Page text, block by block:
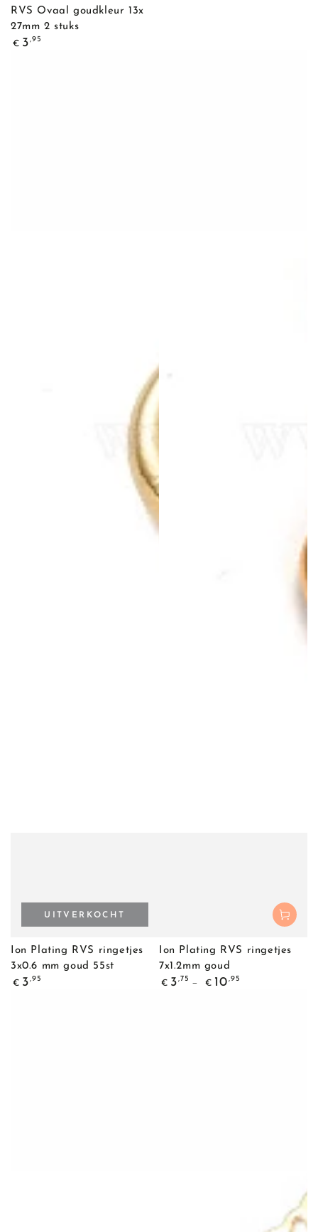
RVS Ovaal goudkleur 13x
27mm 2 stuks
Normale
€ 3,95
Ion Plating RVS ringetjes
3x0.6 mm goud 55st
Normale
€ 3,95
UITVERKOCHT
Ion Plating RVS ringetjes
7x1.2mm goud
Normale
€ 3,75
€ 10,95